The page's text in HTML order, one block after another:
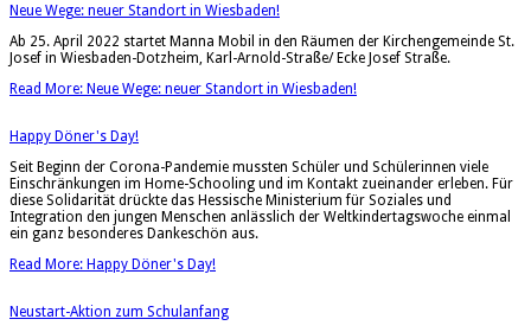
Neue Wege: neuer Standort in Wiesbaden!
Ab 25. April 2022 startet Manna Mobil in den Räumen der Kirchengemeinde St.
Josef in Wiesbaden-Dotzheim, Karl-Arnold-Straße/ Ecke Josef Straße.
Read More: Neue Wege: neuer Standort in Wiesbaden!
Happy Döner's Day!
Seit Beginn der Corona-Pandemie mussten Schüler und Schülerinnen viele
Einschränkungen im Home-Schooling und im Kontakt zueinander erleben. Für
diese Solidarität drückte das Hessische Ministerium für Soziales und
Integration den jungen Menschen anlässlich der Weltkindertagswoche einmal
ein ganz besonderes Dankeschön aus.
Read More: Happy Döner's Day!
Neustart-Aktion zum Schulanfang